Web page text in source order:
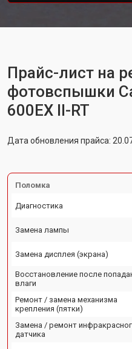
Прайс-лист на
фотовспышки
600EX II-RT
Дата обновления прайса:
Поломка
Диагностика
Замена лампы
Замена дисплея (экрана)
Восстановление после
влаги
Ремонт / замена механизма
крепления (пятки)
Замена / ремонт
датчика